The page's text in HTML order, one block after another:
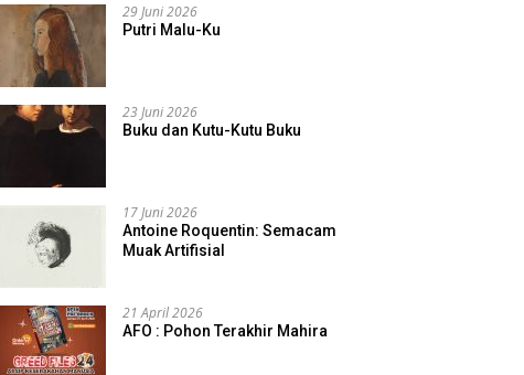
29 Juni 2026
Putri Malu-Ku
23 Juni 2026
Buku dan Kutu-Kutu Buku
17 Juni 2026
Antoine Roquentin: Semacam
Muak Artifisial
21 April 2026
AFO : Pohon Terakhir Mahira